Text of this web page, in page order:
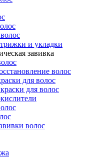
и укладки
завивка
волос
для волос
для волос
волос